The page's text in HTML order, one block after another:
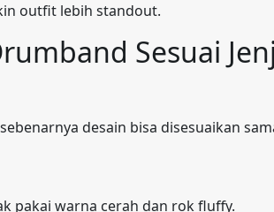
outfit lebih standout.
Sesuai
desain bisa disesuaikan
pakai warna cerah dan rok fluffy.